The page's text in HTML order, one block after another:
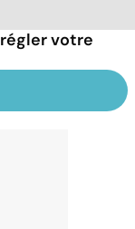
votre